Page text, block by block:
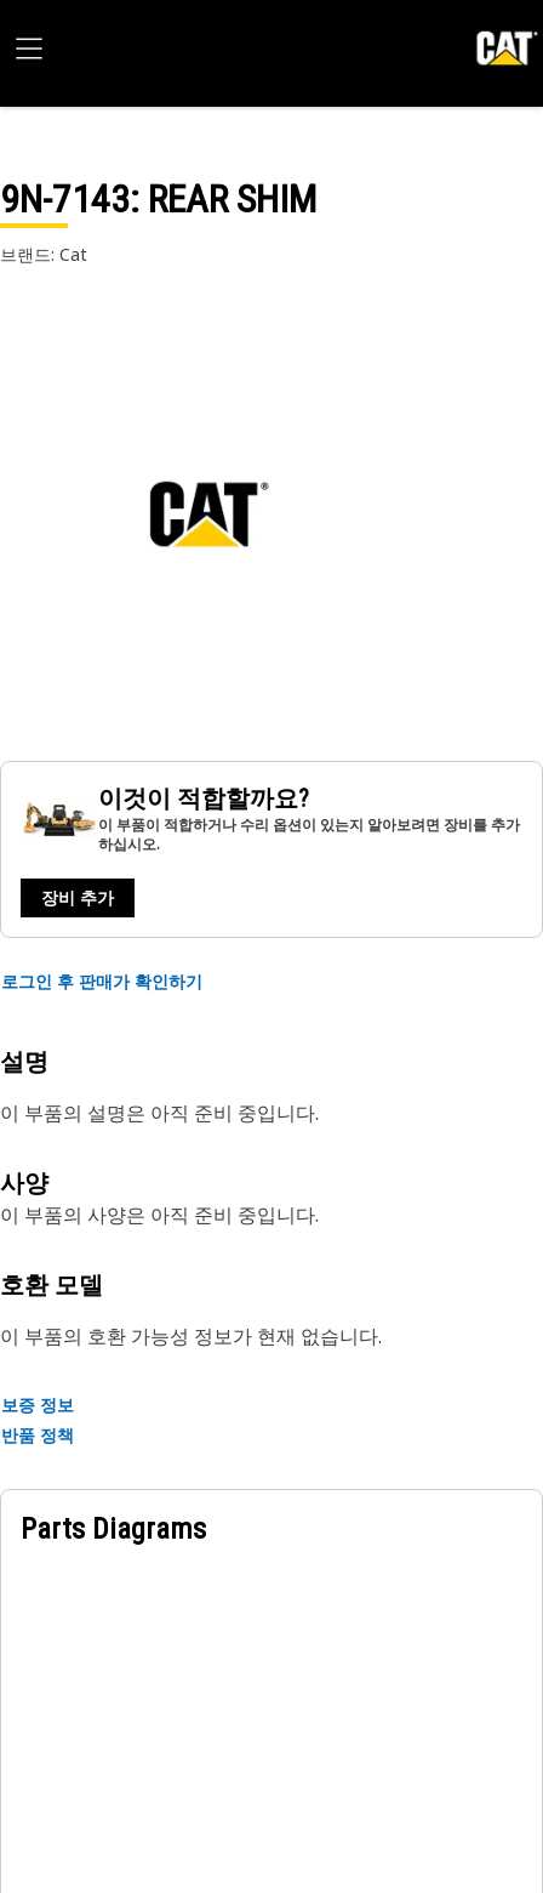
9N-7143: REAR SHIM
브랜드: Cat
이것이 적합할까요?
이 부품이 적합하거나 수리 옵션이 있는지 알아보려면 장비를 추가
하십시오.
장비 추가
로그인 후 판매가 확인하기
설명
이 부품의 설명은 아직 준비 중입니다.
사양
이 부품의 사양은 아직 준비 중입니다.
호환 모델
이 부품의 호환 가능성 정보가 현재 없습니다.
보증 정보
반품 정책
Parts Diagrams